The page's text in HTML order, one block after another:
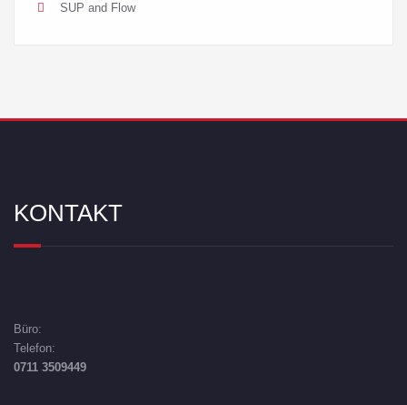
SUP and Flow
KONTAKT
Büro:
Telefon:
0711 3509449